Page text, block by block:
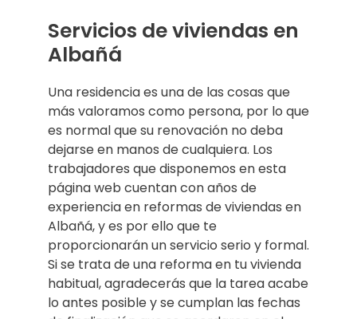
Servicios de viviendas en
Albañá
Una residencia es una de las cosas que
más valoramos como persona, por lo que
es normal que su renovación no deba
dejarse en manos de cualquiera. Los
trabajadores que disponemos en esta
página web cuentan con años de
experiencia en reformas de viviendas en
Albañá, y es por ello que te
proporcionarán un servicio serio y formal.
Si se trata de una reforma en tu vivienda
habitual, agradecerás que la tarea acabe
lo antes posible y se cumplan las fechas